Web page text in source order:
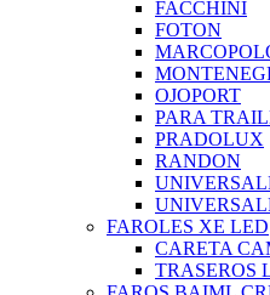
FACCHINI
FOTON
OJOPORT
PARA
PRADOLUX
RANDON
FAROLES XE LED
CARETA
TRASEROS